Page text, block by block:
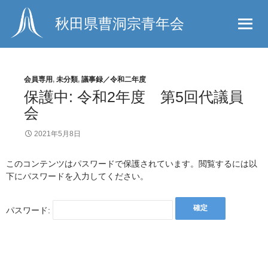
秋田県曹洞宗青年会
会員専用 ,未分類,議事録／令和二年度
保護中: 令和2年度 第5回代議員
会
2021年5月8日
このコンテンツはパスワードで保護されています。閲覧するには以
下にパスワードを入力してください。
パスワード: